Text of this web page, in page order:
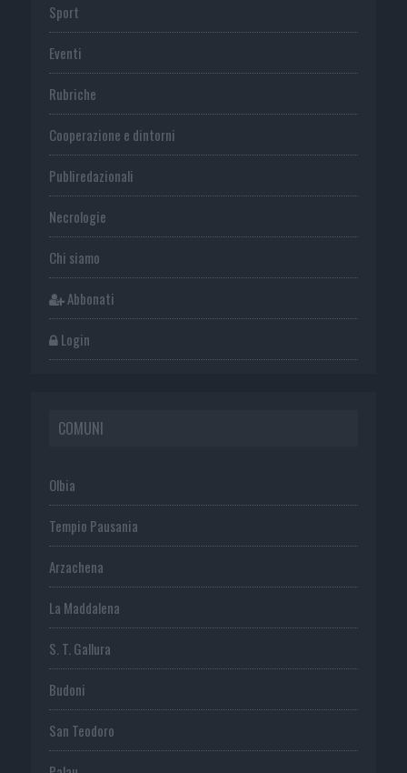
Sport
Eventi
Rubriche
Cooperazione e dintorni
Publiredazionali
Necrologie
Chi siamo
Abbonati
Login
COMUNI
Olbia
Tempio Pausania
Arzachena
La Maddalena
S. T. Gallura
Budoni
San Teodoro